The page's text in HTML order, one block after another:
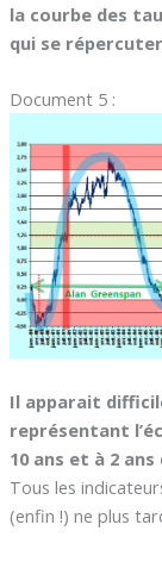
la courbe des
qui se
Document 5 :
Il apparait
représentant
10 ans et à 2
Tous les
(enfin !) ne plus